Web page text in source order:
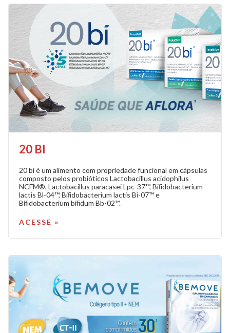
20 BI
20 bi é um alimento com propriedade funcional em cápsulas
composto pelos probióticos Lactobacillus acidophilus
NCFM®, Lactobacillus paracasei Lpc-37™, Biﬁdobacterium
lactis Bl-04™, Biﬁdobacterium lactis Bi-07™ e
Biﬁdobacterium biﬁdum Bb-02™.
ACESSE »